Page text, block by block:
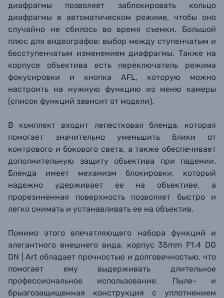
диафрагмы позволяет заблокировать кольцо
диафрагмы в автоматическом режиме, чтобы оно
случайно не сбилось во время съемки. Большой
плюс для видеографов: выбор между ступенчатым и
бесступенчатым изменением диафрагмы. Также на
корпусе объектива есть переключатель режима
фокусировки и кнопка AFL, которую можно
настроить на нужную функцию из меню камеры
(список функций зависит от модели).
В комплект входит лепестковая бленда, которая
помогает значительно уменьшить блики от
контрового и бокового света, а также обеспечивает
дополнительную защиту объектива при падении.
Бленда имеет механизм блокировки, который
надежно удерживает ее на объективе, а
прорезиненная поверхность позволяет быстро и
легко снимать и устанавливать ее на объектив.
Помимо этого впечатляющего набора функций и
элегантного внешнего вида, корпус 35mm F1.4 DG
DN | Art обладает прочностью и долговечностью, что
помогает ему выдерживать длительное
профессиональное использование. Пыле- и
брызгозащищенная конструкция с уплотнением